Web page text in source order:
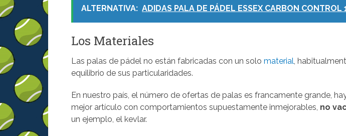
ALTERNATIVA: ADIDAS PALA DE PÁDEL ESSEX CARBON CONTROL
Los Materiales
Las palas de pádel no están fabricadas con un solo material,
equilibrio de sus particularidades.
En nuestro país, el número de ofertas de palas es francamente grande,
mejor artículo con comportamientos supuestamente inmejorables, no
un ejemplo, el kevlar.